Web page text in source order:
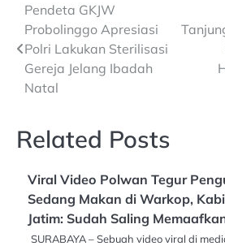
Post
navigation
Pendeta GKJW
Probolinggo Apresiasi
Polri Lakukan Sterilisasi
Gereja Jelang Ibadah
Natal
Related Posts
Viral Video Polwan Tegur
Sedang Makan di Warkop,
Jatim: Sudah Saling
SURABAYA – Sebuah video viral di